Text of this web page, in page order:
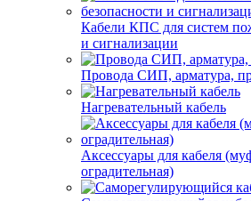
Кабели КПС для систем
и сигнализации
Провода СИП, арматура,
Нагревательный кабель
Аксессуары для кабеля
оградительная)